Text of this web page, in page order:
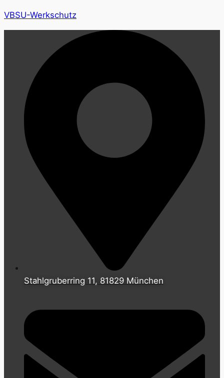
VBSU-Werkschutz
Stahlgruberring 11, 81829 München